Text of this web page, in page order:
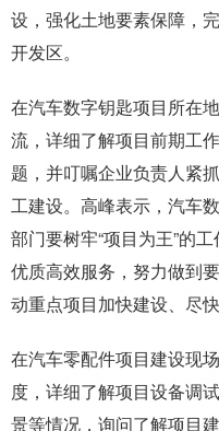
设，强化土地要素保障，
开发区。
在汽车数字钥匙项目所在
流，详细了解项目前期工
题，并叮嘱企业负责人紧
工建设。高峰表示，汽车
部门要树牢“项目为王”的
优质高效服务，努力做到
动重点项目加快建设、尽快
在汽车零配件项目建设现
度，详细了解项目设备调
景等情况，询问了解项目